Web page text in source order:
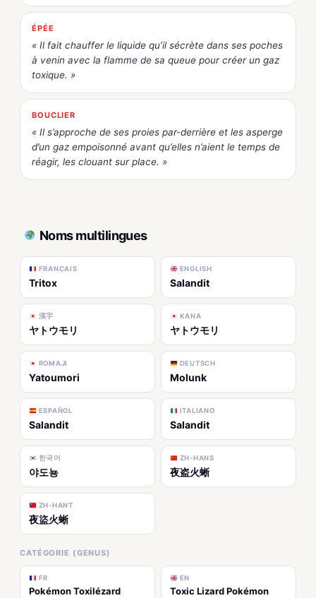
ÉPÉE
« Il fait chauffer le liquide qu’il sécrète dans ses poches
à venin avec la flamme de sa queue pour créer un gaz
toxique. »
BOUCLIER
« Il s’approche de ses proies par-derrière et les asperge
d’un gaz empoisonné avant qu’elles n’aient le temps de
réagir, les clouant sur place. »
Noms multilingues
FRANÇAIS
Tritox
ENGLISH
Salandit
漢字
ヤトウモリ
KANA
ヤトウモリ
ROMAJI
Yatoumori
DEUTSCH
Molunk
ESPAÑOL
Salandit
ITALIANO
Salandit
한국어
야도뇽
ZH-HANS
夜盗火蜥
ZH-HANT
夜盜火蜥
CATÉGORIE (GENUS)
FR
Pokémon Toxilézard
EN
Toxic Lizard Pokémon